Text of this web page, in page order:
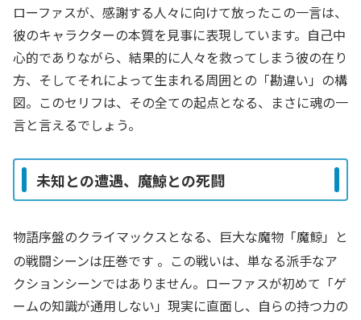
ローファスが、感謝する人々に向けて放ったこの一言は、
彼のキャラクターの本質を見事に表現しています。自己中
心的でありながら、結果的に人々を救ってしまう彼の在り
方、そしてそれによって生まれる周囲との「勘違い」の構
図。このセリフは、その全ての起点となる、まさに魂の一
言と言えるでしょう。
未知との遭遇、魔鯨との死闘
物語序盤のクライマックスとなる、巨大な魔物「魔鯨」と
の戦闘シーンは圧巻です 。この戦いは、単なる派手なア
クションシーンではありません。ローファスが初めて「ゲ
ームの知識が通用しない」現実に直面し、自らの持つ力の